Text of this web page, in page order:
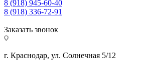
8 (918) 945-60-40
8 (918) 336-72-91
Заказать звонок
г. Краснодар, ул. Солнечная 5/12